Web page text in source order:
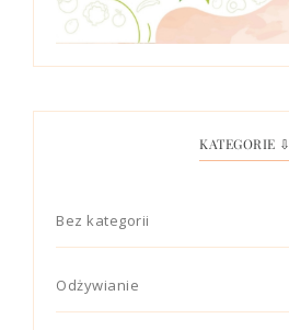
KATEGORIE ⇩
Bez kategorii
Odżywianie